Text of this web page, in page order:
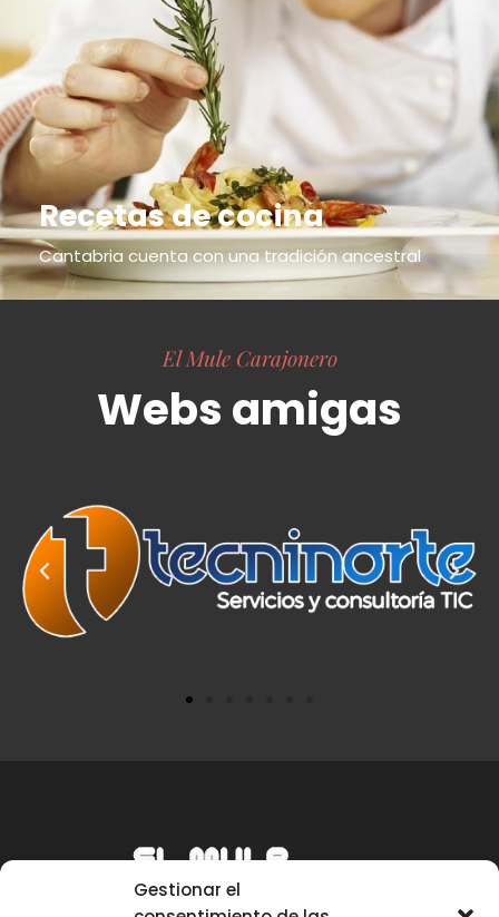
Gestionar el
Recetas de cocina
Cantabria cuenta con una tradición ancestral
El Mule Carajonero
Webs amigas